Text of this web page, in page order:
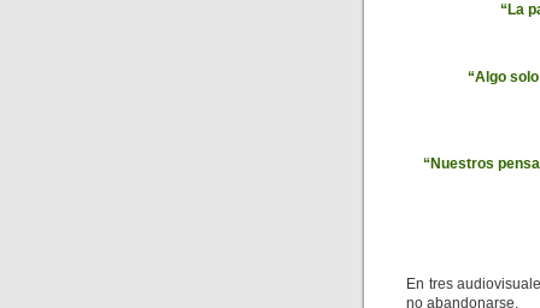
“La
“Algo
“Nuestros
En tres
no abandonarse.